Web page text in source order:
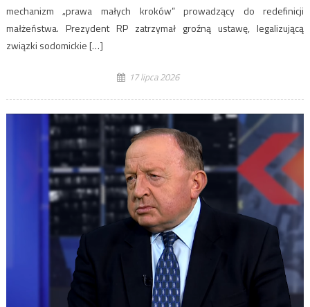
mechanizm „prawa małych kroków” prowadzący do redefinicji
małżeństwa. Prezydent RP zatrzymał groźną ustawę, legalizującą
związki sodomickie […]
17 lipca 2026